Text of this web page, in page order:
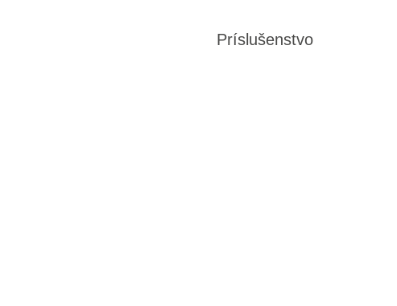
Príslušenstvo